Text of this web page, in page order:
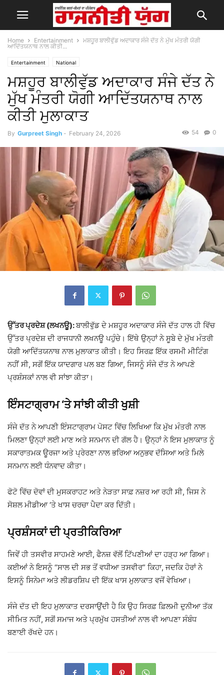
Home Entertainment
ਮਸ਼ਹੂਰ ਬਾਲੀਵੁੱਡ ਅਦਾਕਾਰ ਸੰਜੇ ਦੱਤ ਨੇ ਮੁੱਖ ਮੰਤਰੀ ਯੋਗੀ
ਆਦਿੱਤਯਨਾਥ ਨਾਲ ਕੀਤੀ...
Entertainment National
ਮਸ਼ਹੂਰ ਬਾਲੀਵੁੱਡ ਅਦਾਕਾਰ ਸੰਜੇ ਦੱਤ ਨੇ
ਮੁੱਖ ਮੰਤਰੀ ਯੋਗੀ ਆਦਿੱਤਯਨਾਥ ਨਾਲ
ਕੀਤੀ ਮੁਲਾਕਾਤ
By Gurpreet Singh - February 24, 2026 0
54
ਉੱਤਰ ਪ੍ਰਦੇਸ਼ (ਲਖਨਊ):ਬਾਲੀਵੁੱਡ ਦੇ ਮਸ਼ਹੂਰ ਅਦਾਕਾਰਸੰਜੇ ਦੱਤ ਹਾਲ ਹੀ ਵਿੱਚ
ਉੱਤਰ ਪ੍ਰਦੇਸ਼ ਦੀ ਰਾਜਧਾਨੀ ਲਖਨਊ ਪਹੁੰਚੇ। ਇੱਥੇ ਉਨ੍ਹਾਂ ਨੇ ਸੂਬੇ ਦੇ ਮੁੱਖ ਮੰਤਰੀ
ਯੋਗੀ ਆਦਿੱਤਯਨਾਥਨਾਲ ਮੁਲਾਕਾਤ ਕੀਤੀ। ਇਹ ਸਿਰਫ਼ ਇੱਕ ਰਸਮੀ ਮੀਟਿੰਗ
ਨਹੀਂ ਸੀ, ਸਗੋਂ ਇੱਕ ਯਾਦਗਾਰ ਪਲ ਬਣ ਗਿਆ, ਜਿਸਨੂੰ ਸੰਜੇ ਦੱਤ ਨੇ ਆਪਣੇ
ਪ੍ਰਸ਼ੰਸਕਾਂ ਨਾਲ ਵੀ ਸਾਂਝਾ ਕੀਤਾ।
ਇੰਸਟਾਗ੍ਰਾਮ ‘ਤੇ ਸਾਂਝੀ ਕੀਤੀ ਖੁਸ਼ੀ
ਸੰਜੇ ਦੱਤ ਨੇ ਆਪਣੀ ਇੰਸਟਾਗ੍ਰਾਮ ਪੋਸਟ ਵਿੱਚ ਲਿਖਿਆ ਕਿ ਮੁੱਖ ਮੰਤਰੀ ਨਾਲ
ਮਿਲਣਾ ਉਨ੍ਹਾਂ ਲਈ ਮਾਣ ਅਤੇ ਸਨਮਾਨ ਦੀ ਗੱਲ ਹੈ। ਉਨ੍ਹਾਂ ਨੇ ਇਸ ਮੁਲਾਕਾਤ ਨੂੰ
ਸਕਾਰਾਤਮਕ ਊਰਜਾ ਅਤੇ ਪ੍ਰੇਰਣਾ ਨਾਲ ਭਰਿਆ ਅਨੁਭਵ ਦੱਸਿਆ ਅਤੇ ਮਿਲੇ
ਸਨਮਾਨ ਲਈ ਧੰਨਵਾਦ ਕੀਤਾ।
ਫੋਟੋ ਵਿੱਚ ਦੋਵਾਂ ਦੀ ਮੁਸਕਰਾਹਟ ਅਤੇ ਨੇੜਤਾ ਸਾਫ਼ ਨਜ਼ਰ ਆ ਰਹੀ ਸੀ, ਜਿਸ ਨੇ
ਸੋਸ਼ਲ ਮੀਡੀਆ ‘ਤੇ ਖਾਸ ਚਰਚਾ ਪੈਦਾ ਕਰ ਦਿੱਤੀ।
ਪ੍ਰਸ਼ੰਸਕਾਂ ਦੀ ਪ੍ਰਤੀਕਿਰਿਆ
ਜਿਵੇਂ ਹੀ ਤਸਵੀਰ ਸਾਹਮਣੇ ਆਈ, ਫੈਨਜ਼ ਵੱਲੋਂ ਟਿੱਪਣੀਆਂ ਦਾ ਹੜ੍ਹ ਆ ਗਿਆ।
ਕਈਆਂ ਨੇ ਇਸਨੂੰ “ਸਾਲ ਦੀ ਸਭ ਤੋਂ ਵਧੀਆ ਤਸਵੀਰ” ਕਿਹਾ, ਜਦਕਿ ਹੋਰਾਂ ਨੇ
ਇਸਨੂੰ ਸਿਨੇਮਾ ਅਤੇ ਲੀਡਰਸ਼ਿਪ ਦੀ ਇੱਕ ਖਾਸ ਮੁਲਾਕਾਤ ਵਜੋਂ ਵੇਖਿਆ।
ਸੰਜੇ ਦੱਤ ਦੀ ਇਹ ਮੁਲਾਕਾਤ ਦਰਸਾਉਂਦੀ ਹੈ ਕਿ ਉਹ ਸਿਰਫ਼ ਫ਼ਿਲਮੀ ਦੁਨੀਆ ਤੱਕ
ਸੀਮਿਤ ਨਹੀਂ, ਸਗੋਂ ਸਮਾਜ ਅਤੇ ਪ੍ਰਮੁੱਖ ਹਸਤੀਆਂ ਨਾਲ ਵੀ ਆਪਣਾ ਸੰਬੰਧ
ਬਣਾਈ ਰੱਖਦੇ ਹਨ।